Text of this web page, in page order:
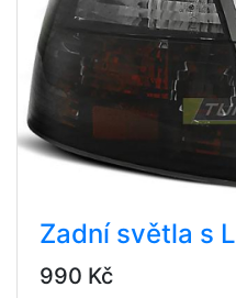
Zadní světla s
990 Kč